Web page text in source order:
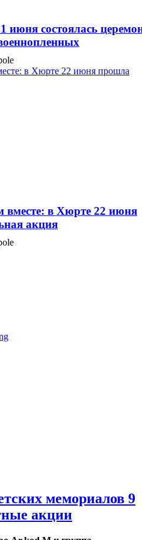
июня состоялась
в Хюрте 22 июня
акция
мемориалов 9
акции